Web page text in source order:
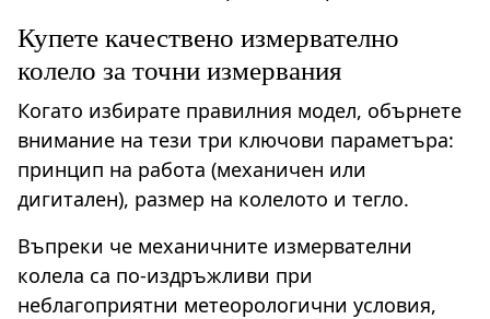
Купете качествено измервателно
колело за точни измервания
Когато избирате правилния модел, обърнете
внимание на тези три ключови параметъра:
принцип на работа (механичен или
дигитален), размер на колелото и тегло.
Въпреки че механичните измервателни
колела са по-издръжливи при
неблагоприятни метеорологични условия,